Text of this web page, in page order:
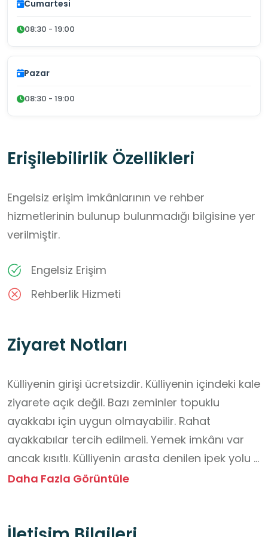
Cumartesi
08:30 - 19:00
Pazar
08:30 - 19:00
Erişilebilirlik Özellikleri
Engelsiz erişim imkânlarının ve rehber
hizmetlerinin bulunup bulunmadığı bilgisine yer
verilmiştir.
Engelsiz Erişim
Rehberlik Hizmeti
Ziyaret Notları
Külliyenin girişi ücretsizdir. Külliyenin içindeki kale
ziyarete açık değil. Bazı zeminler topuklu
ayakkabı için uygun olmayabilir. Rahat
ayakkabılar tercih edilmeli. Yemek imkânı var
ancak kısıtlı. Külliyenin arasta denilen ipek yolu
üzerindeki kısmında yemek, hediyelik eşya vb.
dükkânlar açık olabiliyor. Külliyenin içindeki
Daha Fazla Görüntüle